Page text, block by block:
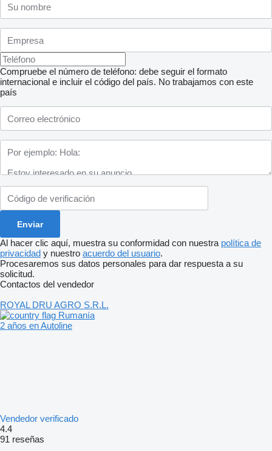
Compruebe el número de teléfono: debe seguir el formato
internacional e incluir el código del país. No trabajamos con este
país
Al hacer clic aquí, muestra su conformidad con nuestra política de
privacidad y nuestro acuerdo del usuario.
Procesaremos sus datos personales para dar respuesta a su
solicitud.
Contactos del vendedor
ROYAL DRU AGRO S.R.L.
Rumanía
2 años en Autoline
Vendedor verificado
4.4
91 reseñas